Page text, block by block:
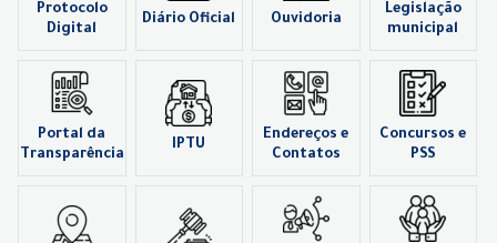
Protocolo
Digital
Diário Oficial Ouvidoria
Legislação
municipal
Portal da
Transparência
IPTU
Endereços e
Contatos
Concursos e
PSS